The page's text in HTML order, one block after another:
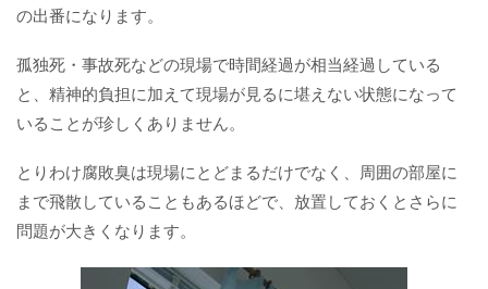
の出番になります。
孤独死・事故死などの現場で時間経過が相当経過している
と、精神的負担に加えて現場が見るに堪えない状態になって
いることが珍しくありません。
とりわけ腐敗臭は現場にとどまるだけでなく、周囲の部屋に
まで飛散していることもあるほどで、放置しておくとさらに
問題が大きくなります。